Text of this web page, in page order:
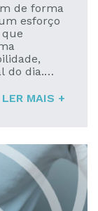
de forma
esforço
do dia.
LER MAIS +